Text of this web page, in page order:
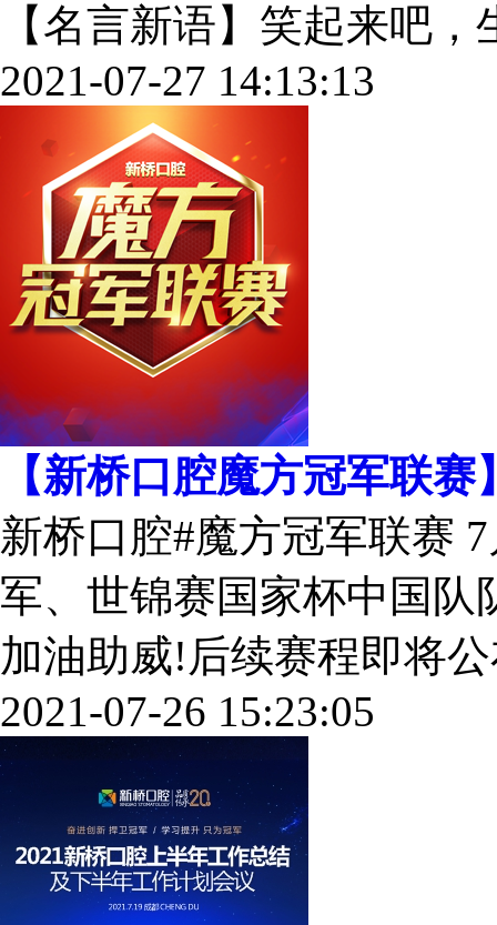
【名言新语】笑起来吧
2021-07-27 14:13:13
【新桥口腔魔方冠军联
新桥口腔#魔方冠军联赛
军、世锦赛国家杯中国队
加油助威!后续赛程即将
2021-07-26 15:23:05